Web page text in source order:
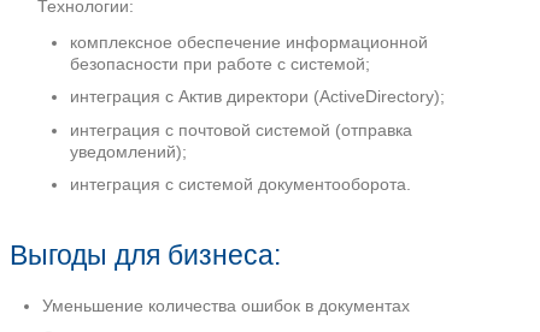
Гибкий редактор документов позволяет: